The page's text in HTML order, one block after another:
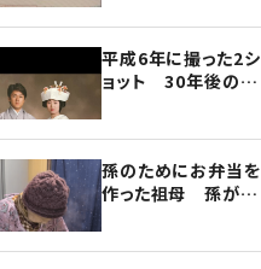
平成6年に撮った2シ
ョット 30年後の姿
孫のためにお弁当を
作った祖母 孫が絶